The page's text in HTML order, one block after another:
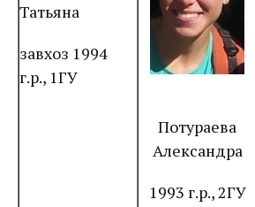
Татьяна
завхоз 1994
г.р., 1ГУ
Потураева
Александра
1993 г.р., 2ГУ